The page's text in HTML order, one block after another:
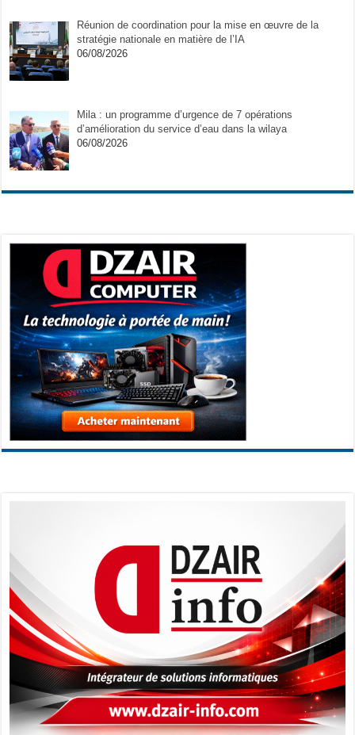
Réunion de coordination pour la mise en œuvre de la
stratégie nationale en matière de l’IA
06/08/2026
Mila : un programme d’urgence de 7 opérations
d’amélioration du service d’eau dans la wilaya
06/08/2026